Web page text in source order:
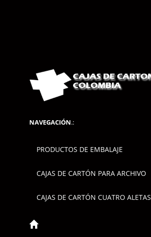
NAVEGACIÓN.:
PRODUCTOS DE EMBALAJE
CAJAS DE CARTÓN PARA ARCHIVO
CAJAS DE CARTÓN CUATRO ALETAS